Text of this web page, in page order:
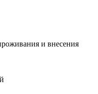
и внесения